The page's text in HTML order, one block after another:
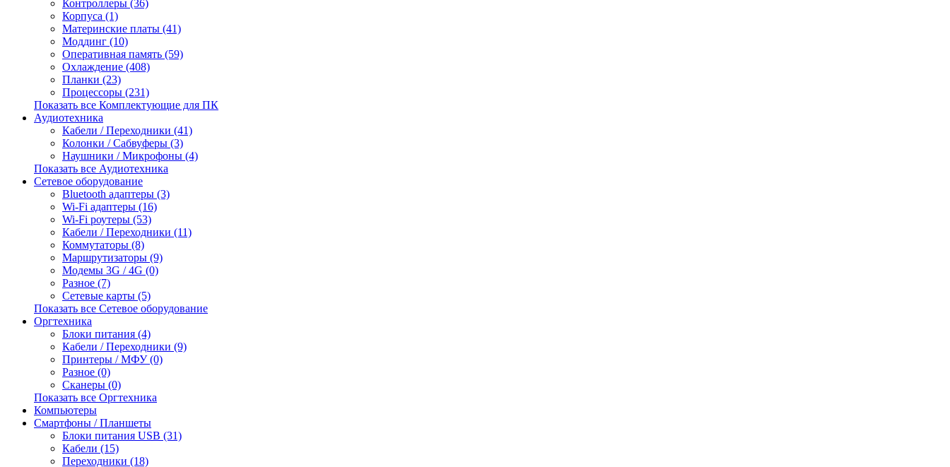
Контроллеры (36)
Корпуса (1)
Материнские платы (41)
Моддинг (10)
Оперативная память (59)
Охлаждение (408)
Планки (23)
Процессоры (231)
Показать все Комплектующие для ПК
Аудиотехника
Кабели / Переходники (41)
Колонки / Сабвуферы (3)
Наушники / Микрофоны (4)
Показать все Аудиотехника
Сетевое оборудование
Bluetooth адаптеры (3)
Wi-Fi адаптеры (16)
Wi-Fi роутеры (53)
Кабели / Переходники (11)
Коммутаторы (8)
Маршрутизаторы (9)
Модемы 3G / 4G (0)
Разное (7)
Сетевые карты (5)
Показать все Сетевое оборудование
Оргтехника
Блоки питания (4)
Кабели / Переходники (9)
Принтеры / МФУ (0)
Разное (0)
Сканеры (0)
Показать все Оргтехника
Компьютеры
Смартфоны / Планшеты
Блоки питания USB (31)
Кабели (15)
Переходники (18)